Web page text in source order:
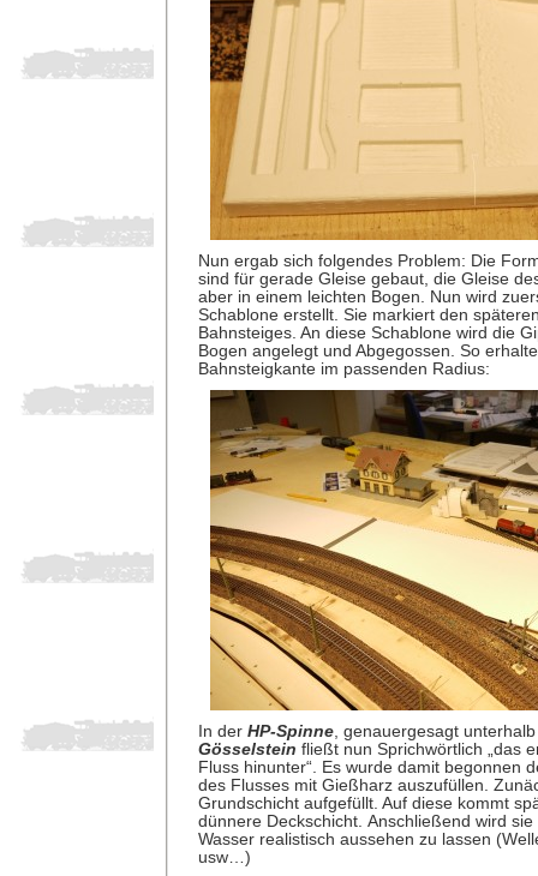
Nun ergab sich folgendes Problem: Die
sind für gerade Gleise gebaut, die Gleise
aber in einem leichten Bogen. Nun wird
Schablone erstellt. Sie markiert den
Bahnsteiges. An diese Schablone wird die
Bogen angelegt und Abgegossen. So
Bahnsteigkante im passenden Radius:
In der HP-Spinne, genauergesagt
Gösselstein fließt nun Sprichwörtlich „das
Fluss hinunter“. Es wurde damit begonnen
des Flusses mit Gießharz auszufüllen.
Grundschicht aufgefüllt. Auf diese kommt
dünnere Deckschicht. Anschließend wird
Wasser realistisch aussehen zu lassen
usw…)